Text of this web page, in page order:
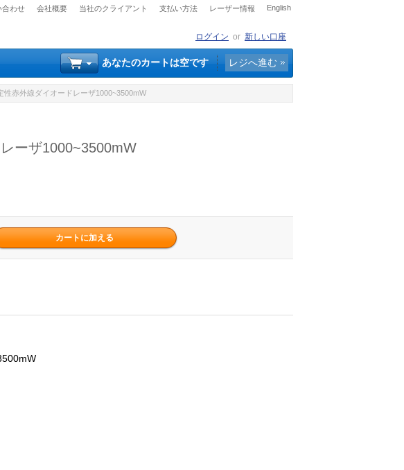
合わせ 会社概要 当社のクライアント 支払い方法 レーザー情報 English
ログイン or 新しい口座
あなたのカートは空です レジへ進む
性赤外線ダイオードレーザ1000~3500mW
ーザ1000~3500mW